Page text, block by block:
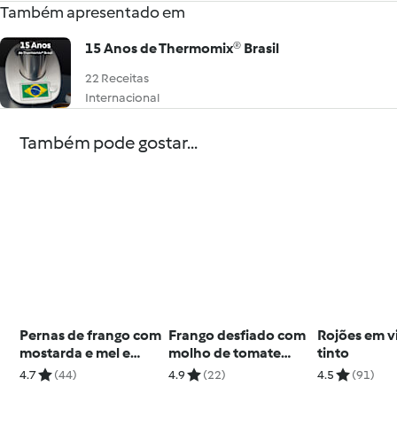
Também apresentado em
15 Anos de Thermomix® Brasil
22 Receitas
Internacional
Também pode gostar...
Pernas de frango com
mostarda e mel e
puré de batata e
4.7 (44)
Frango desfiado com
molho de tomate
(tinga de pollo)
4.9 (22)
Rojões em
tinto
4.5 (91)